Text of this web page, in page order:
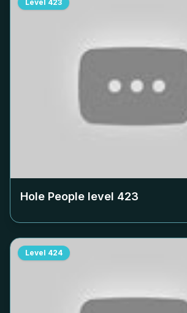
Level 423
Hole People level 423
Level 424